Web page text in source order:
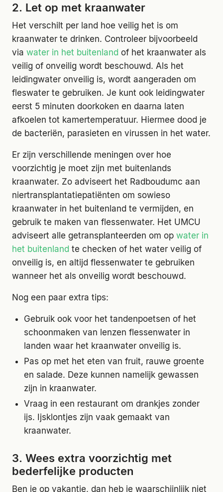
2. Let op met kraanwater
Het verschilt per land hoe veilig het is om
kraanwater te drinken. Controleer bijvoorbeeld
via water in het buitenland of het kraanwater als
veilig of onveilig wordt beschouwd. Als het
leidingwater onveilig is, wordt aangeraden om
fleswater te gebruiken. Je kunt ook leidingwater
eerst 5 minuten doorkoken en daarna laten
afkoelen tot kamertemperatuur. Hiermee dood je
de bacteriën, parasieten en virussen in het water.
Er zijn verschillende meningen over hoe
voorzichtig je moet zijn met buitenlands
kraanwater. Zo adviseert het Radboudumc aan
niertransplantatiepatiënten om sowieso
kraanwater in het buitenland te vermijden, en
gebruik te maken van flessenwater. Het UMCU
adviseert alle getransplanteerden om op water in
het buitenland te checken of het water veilig of
onveilig is, en altijd flessenwater te gebruiken
wanneer het als onveilig wordt beschouwd.
Nog een paar extra tips:
Gebruik ook voor het tandenpoetsen of het
schoonmaken van lenzen flessenwater in
landen waar het kraanwater onveilig is.
Pas op met het eten van fruit, rauwe groente
en salade. Deze kunnen namelijk gewassen
zijn in kraanwater.
Vraag in een restaurant om drankjes zonder
ijs. Ijsklontjes zijn vaak gemaakt van
kraanwater.
3. Wees extra voorzichtig met
bederfelijke producten
Ben je op vakantie, dan heb je waarschijnlijk niet